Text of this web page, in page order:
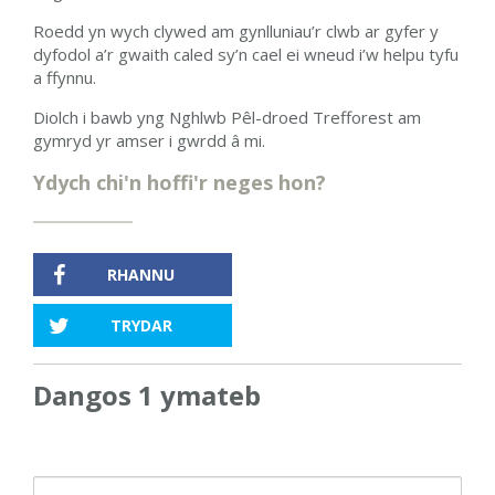
Roedd yn wych clywed am gynlluniau’r clwb ar gyfer y
dyfodol a’r gwaith caled sy’n cael ei wneud i’w helpu tyfu
a ffynnu.
Diolch i bawb yng Nghlwb Pêl-droed Trefforest am
gymryd yr amser i gwrdd â mi.
Ydych chi'n hoffi'r neges hon?
RHANNU
TRYDAR
Dangos 1 ymateb